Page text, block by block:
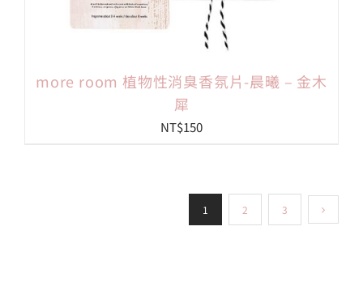
more room 植物性消臭香氛片-晨曦 – 金木
犀
NT$150
1 2 3